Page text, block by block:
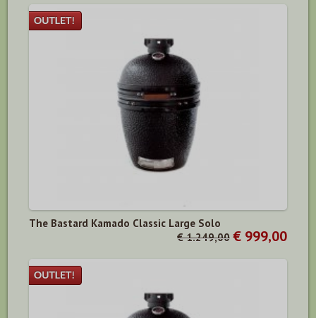
The Bastard Kamado Classic Large Solo
€ 1.249,00 € 999,00